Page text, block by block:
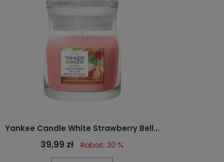
Yankee Candle White Strawberry Bell...
39,99 zł Rabat: 20 %